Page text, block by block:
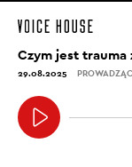
Czym jest trauma
29.08.2025